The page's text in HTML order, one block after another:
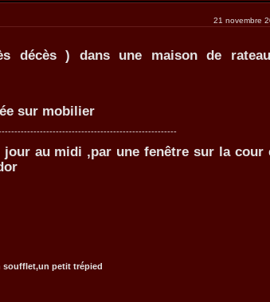
21 novembre
décès ) dans une maison de
jour au midi ,par une fenêtre sur la cour
soufflet,un petit trépied